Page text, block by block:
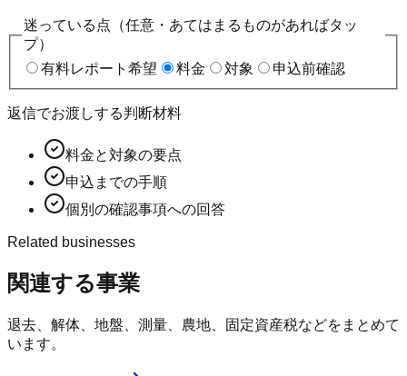
迷っている点（任意・あてはまるものがあればタッ
プ）
有料レポート希望
料金 対象 申込前確認
返信でお渡しする判断材料
料金と対象の要点
申込までの手順
個別の確認事項への回答
Related businesses
関連する事業
退去、解体、地盤、測量、農地、固定資産税などをまとめて
います。